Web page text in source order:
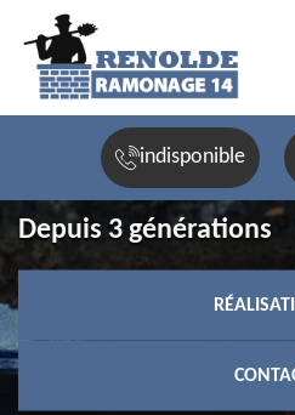
indisponible
Depuis 3 générations